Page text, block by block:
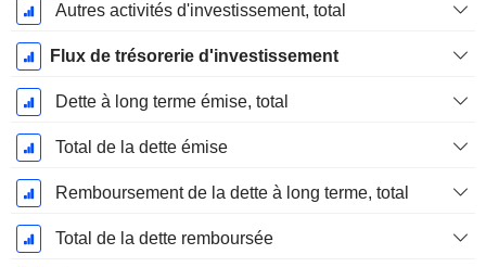
Autres activités d'investissement, total
Flux de trésorerie d'investissement
Dette à long terme émise, total
Total de la dette émise
Remboursement de la dette à long terme, total
Total de la dette remboursée